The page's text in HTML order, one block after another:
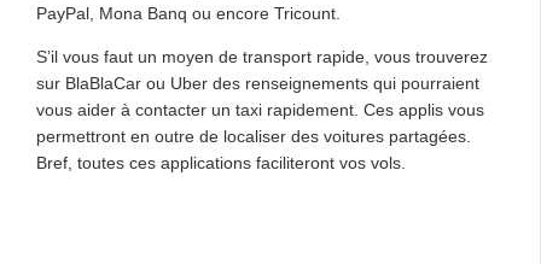
PayPal, Mona Banq ou encore Tricount.
S’il vous faut un moyen de transport rapide, vous trouverez
sur BlaBlaCar ou Uber des renseignements qui pourraient
vous aider à contacter un taxi rapidement. Ces applis vous
permettront en outre de localiser des voitures partagées.
Bref, toutes ces applications faciliteront vos vols.